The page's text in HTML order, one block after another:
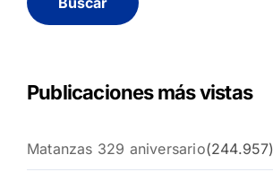
a
Publicaciones más vistas
Matanzas 329 aniversario(244.957)